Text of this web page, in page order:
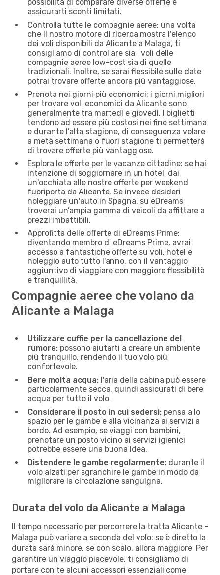
possibilità di comparare diverse offerte e
assicurarti sconti limitati.
Controlla tutte le compagnie aeree: una volta
che il nostro motore di ricerca mostra l'elenco
dei voli disponibili da Alicante a Malaga, ti
consigliamo di controllare sia i voli delle
compagnie aeree low-cost sia di quelle
tradizionali. Inoltre, se sarai flessibile sulle date
potrai trovare offerte ancora più vantaggiose.
Prenota nei giorni più economici: i giorni migliori
per trovare voli economici da Alicante sono
generalmente tra martedì e giovedì. I biglietti
tendono ad essere più costosi nei fine settimana
e durante l’alta stagione, di conseguenza volare
a metà settimana o fuori stagione ti permetterà
di trovare offerte più vantaggiose.
Esplora le offerte per le vacanze cittadine: se hai
intenzione di soggiornare in un hotel, dai
un'occhiata alle nostre offerte per weekend
fuoriporta da Alicante. Se invece desideri
noleggiare un'auto in Spagna, su eDreams
troverai un’ampia gamma di veicoli da affittare a
prezzi imbattibili.
Approfitta delle offerte di eDreams Prime:
diventando membro di eDreams Prime, avrai
accesso a fantastiche offerte su voli, hotel e
noleggio auto tutto l'anno, con il vantaggio
aggiuntivo di viaggiare con maggiore flessibilità
e tranquillità.
Compagnie aeree che volano da
Alicante a Malaga
Utilizzare cuffie per la cancellazione del
rumore: possono aiutarti a creare un ambiente
più tranquillo, rendendo il tuo volo più
confortevole.
Bere molta acqua: l'aria della cabina può essere
particolarmente secca, quindi assicurati di bere
acqua per tutto il volo.
Considerare il posto in cui sedersi: pensa allo
spazio per le gambe e alla vicinanza ai servizi a
bordo. Ad esempio, se viaggi con bambini,
prenotare un posto vicino ai servizi igienici
potrebbe essere una buona idea.
Distendere le gambe regolarmente: durante il
volo alzati per sgranchire le gambe in modo da
migliorare la circolazione sanguigna.
Durata del volo da Alicante a Malaga
Il tempo necessario per percorrere la tratta Alicante -
Malaga può variare a seconda del volo: se è diretto la
durata sarà minore, se con scalo, allora maggiore. Per
garantire un viaggio piacevole, ti consigliamo di
portare con te alcuni accessori essenziali come